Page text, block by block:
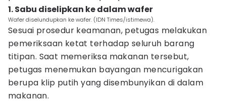
1. Sabu diselipkan ke dalam wafer
Wafer diselundupkan ke wafer. (IDN Times/istimewa).
Sesuai prosedur keamanan, petugas melakukan
pemeriksaan ketat terhadap seluruh barang
titipan. Saat memeriksa makanan tersebut,
petugas menemukan bayangan mencurigakan
berupa klip putih yang disembunyikan di dalam
makanan.